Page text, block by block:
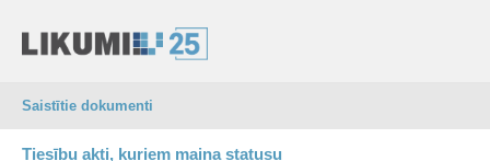
Saistītie dokumenti
Tiesību akti, kuriem maina statusu